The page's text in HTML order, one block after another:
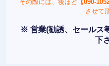
その際には、後ほど【090-
させて
※ 営業(勧誘、セールス
下